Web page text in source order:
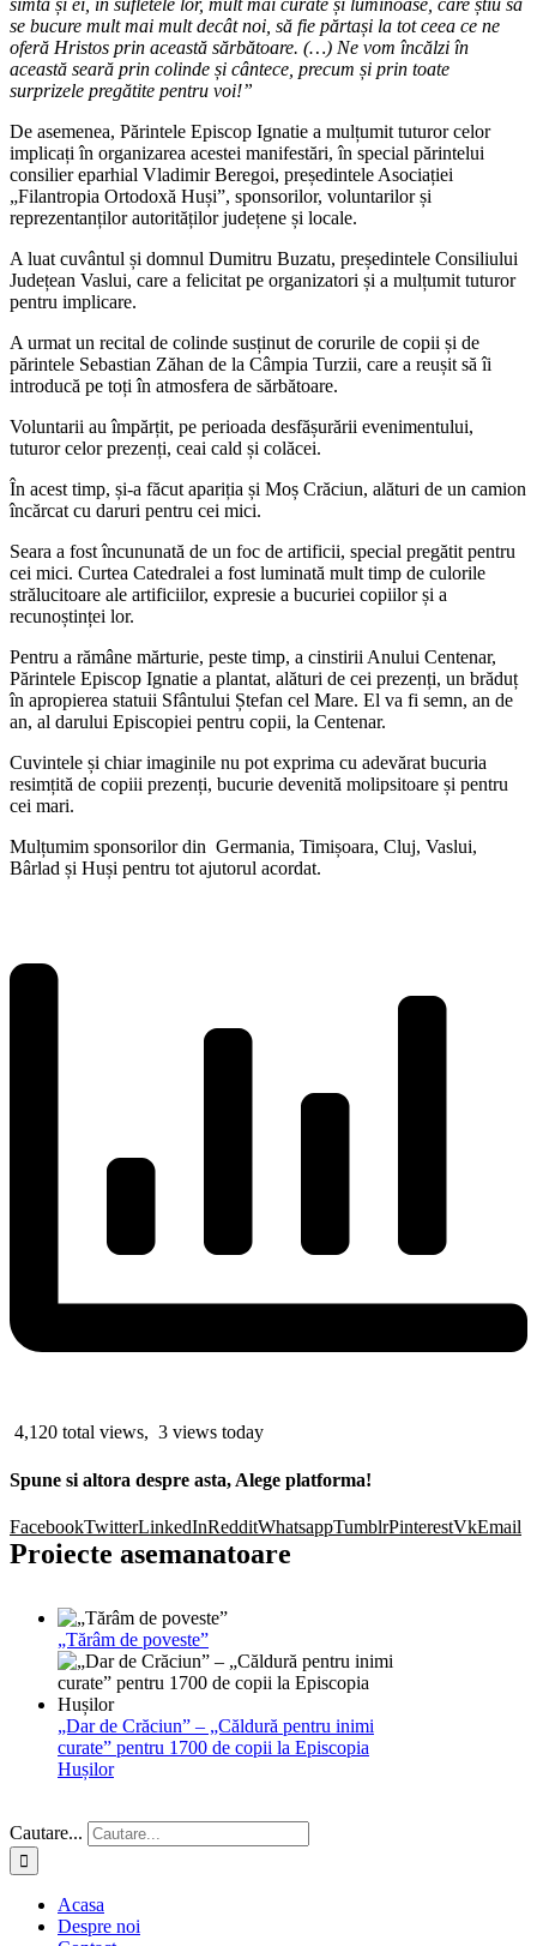
simtă și ei, în sufletele lor, mult mai curate și luminoase, care știu să
se bucure mult mai mult decât noi, să fie părtași la tot ceea ce ne
oferă Hristos prin această sărbătoare. (…) Ne vom încălzi în
această seară prin colinde și cântece, precum și prin toate
surprizele pregătite pentru voi!”
De asemenea, Părintele Episcop Ignatie a mulțumit tuturor celor
implicați în organizarea acestei manifestări, în special părintelui
consilier eparhial Vladimir Beregoi, președintele Asociației
„Filantropia Ortodoxă Huși”, sponsorilor, voluntarilor și
reprezentanților autorităților județene și locale.
A luat cuvântul și domnul Dumitru Buzatu, președintele Consiliului
Județean Vaslui, care a felicitat pe organizatori și a mulțumit tuturor
pentru implicare.
A urmat un recital de colinde susținut de corurile de copii și de
părintele Sebastian Zăhan de la Câmpia Turzii, care a reușit să îi
introducă pe toți în atmosfera de sărbătoare.
Voluntarii au împărțit, pe perioada desfășurării evenimentului,
tuturor celor prezenți, ceai cald și colăcei.
În acest timp, și-a făcut apariția și Moș Crăciun, alături de un camion
încărcat cu daruri pentru cei mici.
Seara a fost încununată de un foc de artificii, special pregătit pentru
cei mici. Curtea Catedralei a fost luminată mult timp de culorile
strălucitoare ale artificiilor, expresie a bucuriei copiilor și a
recunoștinței lor.
Pentru a rămâne mărturie, peste timp, a cinstirii Anului Centenar,
Părintele Episcop Ignatie a plantat, alături de cei prezenți, un brăduț
în apropierea statuii Sfântului Ștefan cel Mare. El va fi semn, an de
an, al darului Episcopiei pentru copii, la Centenar.
Cuvintele și chiar imaginile nu pot exprima cu adevărat bucuria
resimțită de copiii prezenți, bucurie devenită molipsitoare și pentru
cei mari.
Mulțumim sponsorilor din Germania, Timișoara, Cluj, Vaslui,
Bârlad și Huși pentru tot ajutorul acordat.
4,120 total views, 3 views today
Spune si altora despre asta, Alege platforma!
FacebookTwitterLinkedInRedditWhatsappTumblrPinterestVkEmail
Proiecte asemanatoare
„Tărâm de poveste”
„Dar de Crăciun” – „Căldură pentru inimi
curate” pentru 1700 de copii la Episcopia
Hușilor
Cautare...
Acasa
Despre noi